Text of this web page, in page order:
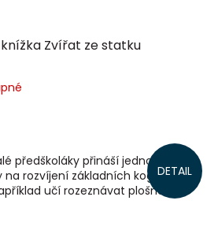
Zvířat ze statku
DETAIL
předškoláky přináší jednoduché
rozvíjení základních kognitivních
učí rozeznávat plošné...